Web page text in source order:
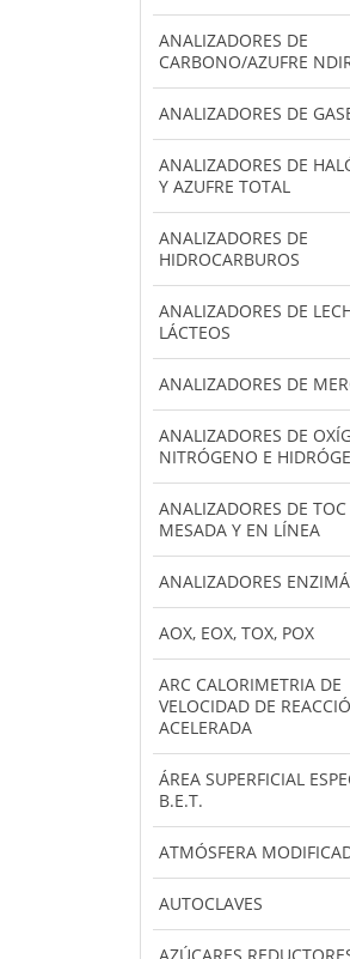
ANALIZADORES DE
CARBONO/AZUFRE
ANALIZADORES DE
ANALIZADORES DE
Y AZUFRE TOTAL
ANALIZADORES DE
HIDROCARBUROS
ANALIZADORES DE
LÁCTEOS
ANALIZADORES DE
ANALIZADORES DE
NITRÓGENO E
ANALIZADORES DE
MESADA Y EN LÍNEA
ANALIZADORES
AOX, EOX, TOX, POX
ARC CALORIMETRIA DE
VELOCIDAD DE
ACELERADA
ÁREA SUPERFICIAL
B.E.T.
ATMÓSFERA
AUTOCLAVES
AZÚCARES